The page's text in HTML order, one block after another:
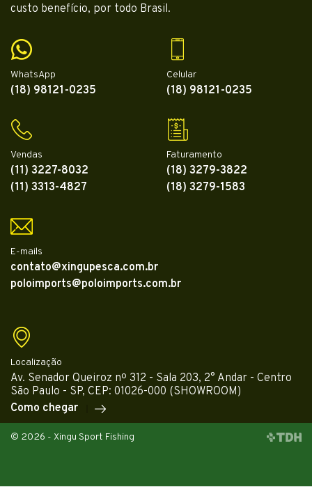
custo benefício, por todo Brasil.
WhatsApp
(18) 98121-0235
Celular
(18) 98121-0235
Vendas
(11) 3227-8032
(11) 3313-4827
Faturamento
(18) 3279-3822
(18) 3279-1583
E-mails
contato@xingupesca.com.br
poloimports@poloimports.com.br
Localização
Av. Senador Queiroz nº 312 - Sala 203, 2° Andar - Centro
São Paulo - SP, CEP: 01026-000 (SHOWROOM)
Como chegar
© 2026 - Xingu Sport Fishing